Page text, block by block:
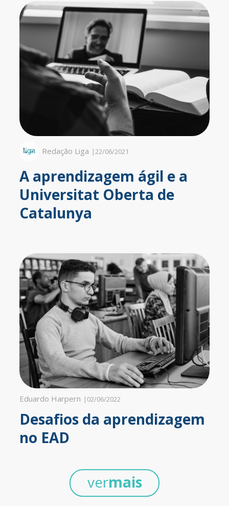
Redação Liga |22/06/2021
A aprendizagem ágil e a
Universitat Oberta de
Catalunya
Eduardo Harpern | 02/06/2022
Desafios da aprendizagem
no EAD
vermais